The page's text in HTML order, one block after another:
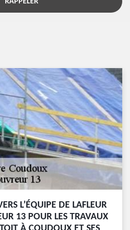
L’ÉQUIPE DE LAFLEUR
13 POUR LES TRAVAUX